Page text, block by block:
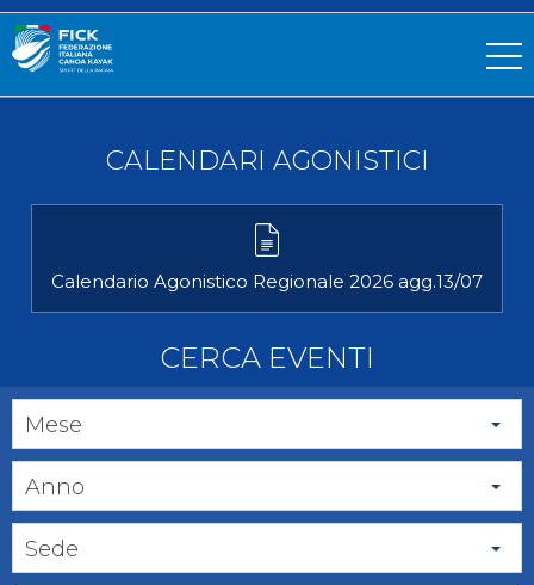
CALENDARI AGONISTICI
Calendario Agonistico Regionale 2026 agg.13/07
CERCA EVENTI
Mese
Anno
Sede